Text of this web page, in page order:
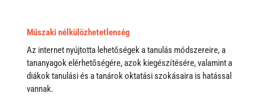
Műszaki nélkülözhetetlenség
Az internet nyújtotta lehetőségek a tanulás módszereire, a
tananyagok elérhetőségére, azok kiegészítésére, valamint a
diákok tanulási és a tanárok oktatási szokásaira is hatással
vannak.